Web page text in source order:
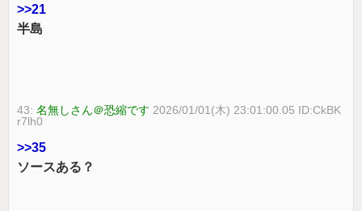
>>21
半島
43:名無しさん＠恐縮です 2026/01/01(木) 23:01:00.05 ID:CkBK
r7lh0
>>35
ソースある？